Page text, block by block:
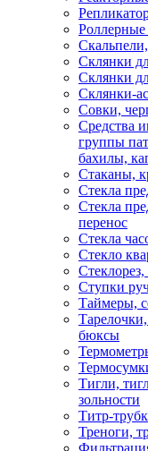
Склянки
Склянки
Склянки-
Совки,
Средства
группы
бахилы,
Стаканы,
Стекла
Стекла
перенос
Стекла
Стекло
Ступки
Таймеры,
бюксы
Тигли,
зольности
Титр-
Треноги,